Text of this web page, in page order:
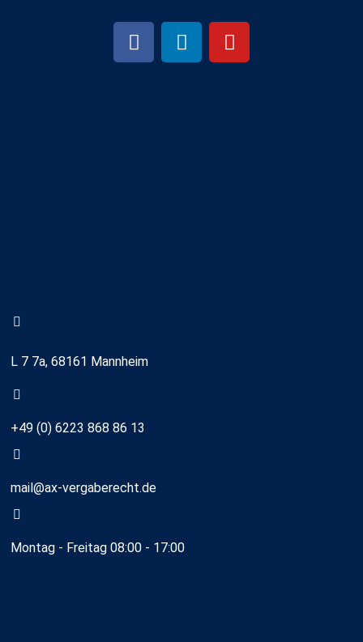
L 7 7a, 68161 Mannheim
+49 (0) 6223 868 86 13
mail@ax-vergaberecht.de
Montag - Freitag 08:00 - 17:00